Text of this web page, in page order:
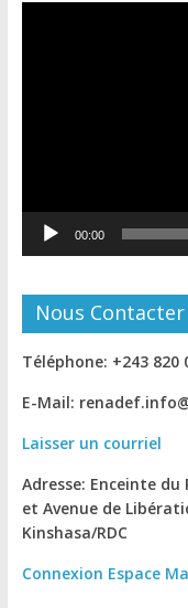
00:00
Nous Contacter
Téléphone: +243 820
E-Mail:
Laisser un courriel
Adresse: Enceinte
et Avenue de
Kinshasa/RDC
Connexion Espace